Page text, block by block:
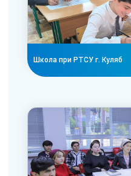
Школа при РТСУ г. Куляб